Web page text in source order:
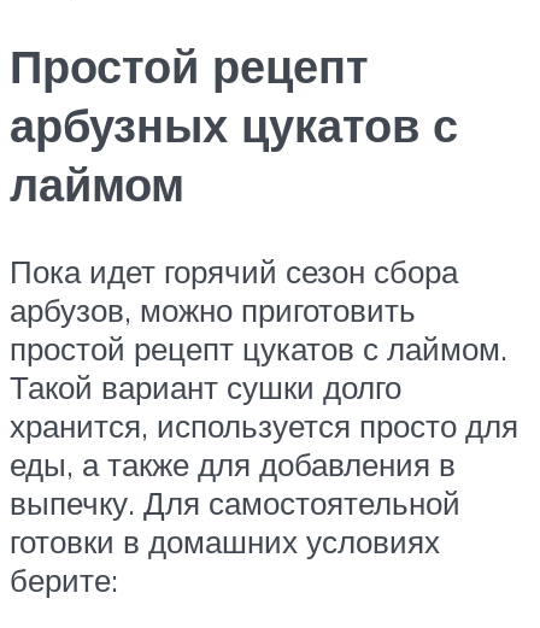
Простой рецепт
арбузных цукатов с
лаймом
Пока идет горячий сезон сбора
арбузов, можно приготовить
простой рецепт цукатов с лаймом.
Такой вариант сушки долго
хранится, используется просто для
еды, а также для добавления в
выпечку. Для самостоятельной
готовки в домашних условиях
берите: